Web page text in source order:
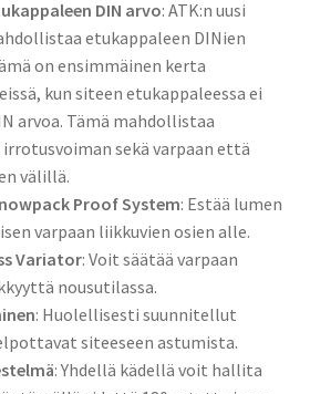
DIN arvo: ATK:n uusi
etukappaleen DINien
on ensimmäinen kerta
kun siteen etukappaleessa ei
arvoa. Tämä mahdollistaa
sekä varpaan että
välillä.
Proof System: Estää lumen
varpaan liikkuvien osien alle.
Variator: Voit säätää varpaan
nousutilassa.
: Huolellisesti suunnitellut
siteeseen astumista.
: Yhdellä kädellä voit hallita